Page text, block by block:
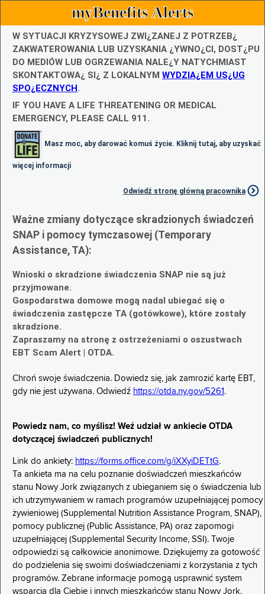
myBenefits Alerts
W SYTUACJI KRYZYSOWEJ ZWI¿ZANEJ Z POTRZEB¿
ZAKWATEROWANIA LUB UZYSKANIA ¿YWNO¿CI, DOST¿PU
DO MEDIÓW LUB OGRZEWANIA NALE¿Y NATYCHMIAST
SKONTAKTOWA¿ SI¿ Z LOKALNYM WYDZIA¿EM US¿UG
SPO¿ECZNYCH.
IF YOU HAVE A LIFE THREATENING OR MEDICAL
EMERGENCY, PLEASE CALL 911.
Masz moc, aby darować komuś życie. Kliknij tutaj, aby uzyskać
więcej informacji
Odwiedź stronę główną pracownika
Ważne zmiany dotyczące skradzionych świadczeń
SNAP i pomocy tymczasowej (Temporary
Assistance, TA):
Wnioski o skradzione świadczenia SNAP nie są już
przyjmowane.
Gospodarstwa domowe mogą nadal ubiegać się o
świadczenia zastępcze TA (gotówkowe), które zostały
skradzione.
Zapraszamy na stronę z ostrzeżeniami o oszustwach
EBT Scam Alert | OTDA.
Chroń swoje świadczenia. Dowiedz się, jak zamrozić kartę EBT,
gdy nie jest używana. Odwiedź https://otda.ny.gov/5261 .
Powiedz nam, co myślisz! Weź udział w ankiecie OTDA
dotyczącej świadczeń publicznych!
Link do ankiety: https://forms.office.com/g/iXXyiDETtG.
Ta ankieta ma na celu poznanie doświadczeń mieszkańców
stanu Nowy Jork związanych z ubieganiem się o świadczenia lub
ich utrzymywaniem w ramach programów uzupełniającej pomocy
żywieniowej (Supplemental Nutrition Assistance Program, SNAP),
pomocy publicznej (Public Assistance, PA) oraz zapomogi
uzupełniającej (Supplemental Security Income, SSI). Twoje
odpowiedzi są całkowicie anonimowe. Dziękujemy za gotowość
do podzielenia się swoimi doświadczeniami z korzystania z tych
programów. Zebrane informacje pomogą usprawnić system
wsparcia dla Ciebie i innych mieszkańców stanu Nowy Jork.